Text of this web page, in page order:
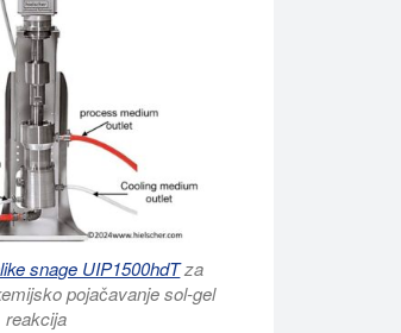
snage UIP1500hdTza
pojačavanje sol-gel
reakcija